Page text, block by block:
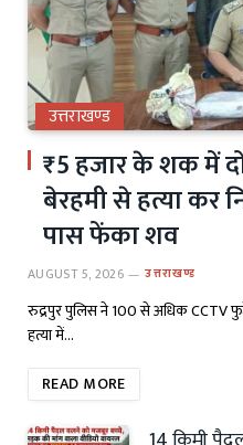
उत्तराखण्ड
₹5 हजार के शक में
बेरहमी से हत्या कर
पास फेंका शव
AUGUST 5, 2026 उत्तराखण्ड
रुद्रपुर पुलिस ने 100 से अधिक CCTV
हत्या में…
READ MORE